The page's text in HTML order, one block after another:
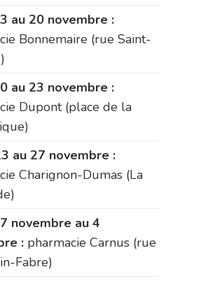
au 20 novembre :
Bonnemaire (rue Saint-
au 23 novembre :
Dupont (place de la
au 27 novembre :
Charignon-Dumas (La
novembre au 4
: pharmacie Carnus (rue
Fabre)